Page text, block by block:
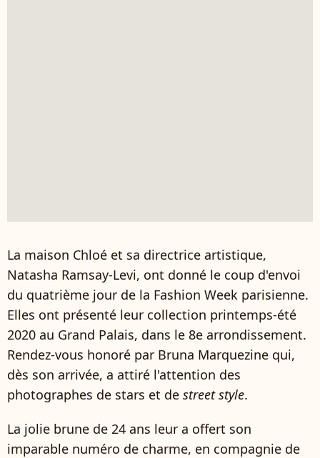
La maison Chloé et sa directrice artistique,
Natasha Ramsay-Levi, ont donné le coup d'envoi
du quatrième jour de la Fashion Week parisienne.
Elles ont présenté leur collection printemps-été
2020 au Grand Palais, dans le 8e arrondissement.
Rendez-vous honoré par Bruna Marquezine qui,
dès son arrivée, a attiré l'attention des
photographes de stars et de street style.
La jolie brune de 24 ans leur a offert son
imparable numéro de charme, en compagnie de